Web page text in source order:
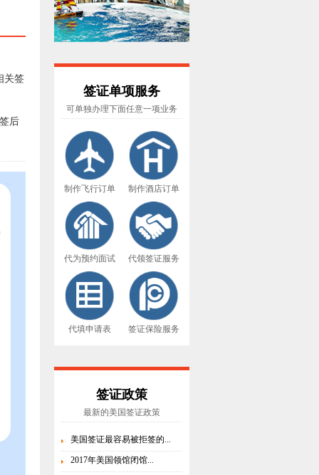
关签
后
签证单项服务
可单独办理下面任意一项业务
制作飞行订单 制作酒店订单
代为预约面试 代领签证服务
代填申请表 签证保险服务
签证政策
最新的美国签证政策
美国签证最容易被拒签的...
2017年美国领馆闭馆...